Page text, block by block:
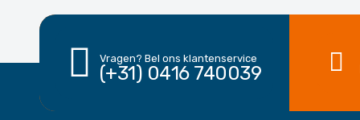
Vragen? Bel ons klantenservice
(+31) 0416 740039